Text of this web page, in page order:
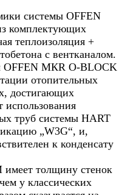
системы OFFEN
комплектующих
теплоизоляция +
с вентканалом.
OFFEN МКR O-BLOCK
отопительных
достигающих
использования
труб системы HART
„W3G“, и,
к конденсату
толщину стенок
у классических